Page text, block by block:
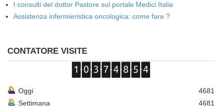
I consulti del dottor Pastore sul portale Medici Italia
Assistenza infermieristica oncologica: come fare ?
CONTATORE VISITE
Oggi
4681
Settimana
4681